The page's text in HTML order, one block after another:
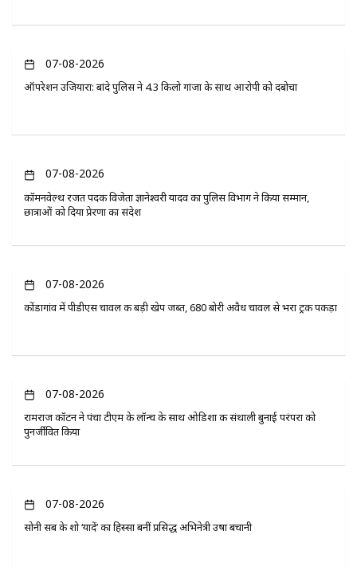
07-08-2026
ऑपरेशन उजियारा: बांदे पुलिस ने 4.3 किलो गांजा के साथ आरोपी को दबोचा
07-08-2026
कॉमनवेल्थ रजत पदक विजेता ज्ञानेश्वरी यादव का पुलिस विभाग ने किया सम्मान,
छात्राओं को दिया प्रेरणा का संदेश
07-08-2026
कोंडागांव में पीडीएस चावल की बड़ी खेप जब्त, 680 बोरी अवैध चावल से भरा ट्रक पकड़ा
07-08-2026
रामराज कॉटन ने पंचा टीएम के लॉन्च के साथ ओडिशा की संथाली बुनाई परंपरा को
पुनर्जीवित किया
07-08-2026
सोनी सब के शो ‘यादें’ का हिस्सा बनीं प्रसिद्ध अभिनेत्री उषा बचानी